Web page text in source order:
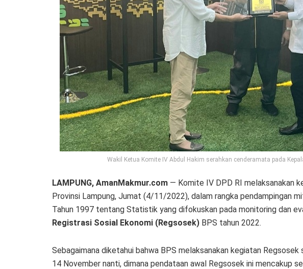
Wakil Ketua Komite IV Abdul Hakim serahkan cenderamata pada
LAMPUNG, AmanMakmur.com — Komite IV DPD RI melaksanakan
Provinsi Lampung, Jumat (4/11/2022), dalam rangka pendampingan
Tahun 1997 tentang Statistik yang difokuskan pada monitoring dan
Registrasi Sosial Ekonomi (Regsosek) BPS tahun 2022.
Sebagaimana diketahui bahwa BPS melaksanakan kegiatan
14 November nanti, dimana pendataan awal Regsosek ini mencakup